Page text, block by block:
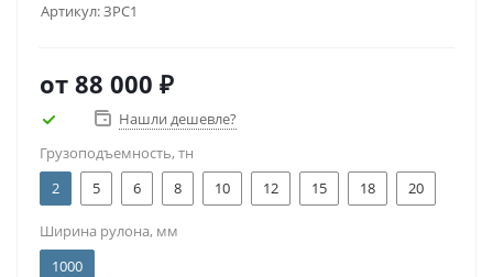
Артикул:ЗРС1
от 88 000 ₽
Нашли дешевле?
Грузоподъемность, тн
2
5 6 8 10 12 15 18 20
Ширина рулона, мм
1000